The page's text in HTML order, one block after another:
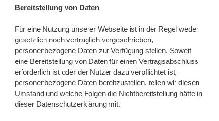
Bereitstellung von Daten
Für eine Nutzung unserer Webseite ist in der Regel weder
gesetzlich noch vertraglich vorgeschrieben,
personenbezogene Daten zur Verfügung stellen. Soweit
eine Bereitstellung von Daten für einen Vertragsabschluss
erforderlich ist oder der Nutzer dazu verpflichtet ist,
personenbezogene Daten bereitzustellen, teilen wir diesen
Umstand und welche Folgen die Nichtbereitstellung hätte in
dieser Datenschutzerklärung mit.